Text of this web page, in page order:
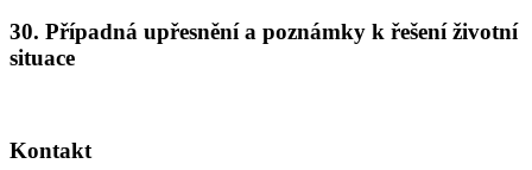
30. Případná upřesnění a poznámky k řešení životní
situace
Kontakt